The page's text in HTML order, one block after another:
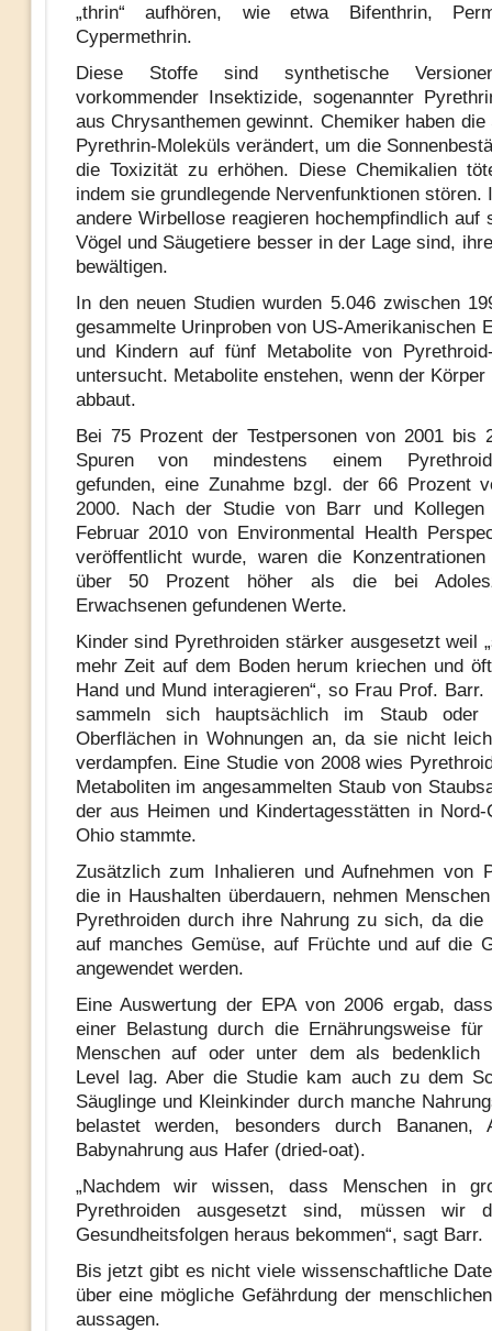
„thrin“ aufhören, wie etwa Bifenthrin,
Cypermethrin.
Diese Stoffe sind synthetische
vorkommender Insektizide, sogenannter
aus Chrysanthemen gewinnt. Chemiker haben
Pyrethrin-Moleküls verändert, um die
die Toxizität zu erhöhen. Diese Chemikalien
indem sie grundlegende Nervenfunktionen stören.
andere Wirbellose reagieren hochempfindlich auf
Vögel und Säugetiere besser in der Lage sind,
bewältigen.
In den neuen Studien wurden 5.046 zwischen
gesammelte Urinproben von US-Amerikanischen
und Kindern auf fünf Metabolite von
untersucht. Metabolite enstehen, wenn der Körper
abbaut.
Bei 75 Prozent der Testpersonen von 2001 bis
Spuren von mindestens einem Pyrethroid-
gefunden, eine Zunahme bzgl. der 66 Prozent
2000. Nach der Studie von Barr und
Februar 2010 von Environmental Health
veröffentlicht wurde, waren die
über 50 Prozent höher als die bei
Erwachsenen gefundenen Werte.
Kinder sind Pyrethroiden stärker ausgesetzt weil
mehr Zeit auf dem Boden herum kriechen und
Hand und Mund interagieren“, so Frau Prof. Barr.
sammeln sich hauptsächlich im Staub oder
Oberflächen in Wohnungen an, da sie nicht
verdampfen. Eine Studie von 2008 wies
Metaboliten im angesammelten Staub von
der aus Heimen und Kindertagesstätten in Nord-
Ohio stammte.
Zusätzlich zum Inhalieren und Aufnehmen von
die in Haushalten überdauern, nehmen
Pyrethroiden durch ihre Nahrung zu sich, da die
auf manches Gemüse, auf Früchte und auf die
angewendet werden.
Eine Auswertung der EPA von 2006 ergab,
einer Belastung durch die Ernährungsweise für
Menschen auf oder unter dem als bedenklich
Level lag. Aber die Studie kam auch zu dem
Säuglinge und Kleinkinder durch manche
belastet werden, besonders durch Bananen,
Babynahrung aus Hafer (dried-oat).
„Nachdem wir wissen, dass Menschen in
Pyrethroiden ausgesetzt sind, müssen wir
Gesundheitsfolgen heraus bekommen“, sagt Barr.
Bis jetzt gibt es nicht viele wissenschaftliche
über eine mögliche Gefährdung der
aussagen.